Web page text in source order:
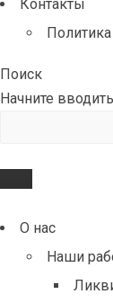
Контакты
Поиск
Начните
О нас
Наши